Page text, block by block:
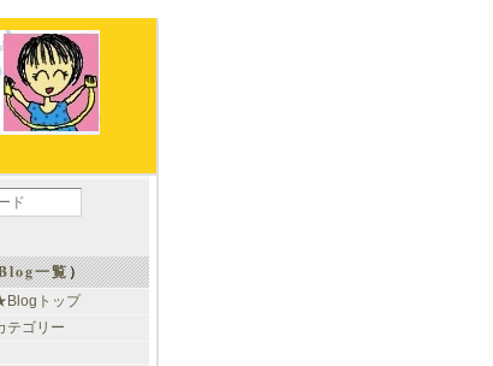
一覧）
トップ
テゴリー